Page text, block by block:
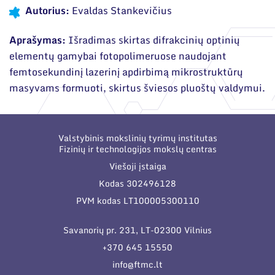
organizacijose bei asociacijose
Moksliniai skyriai
Mokslinės publikacijos
Mokslo projektai
Patentai
Informacija studentams
Informacija moksleiviams ir mokytojams
Nuo moksleivio iki mokslininko
Autorius: Evaldas Stankevičius
Aprašymas: Išradimas skirtas difrakcinių optinių
elementų gamybai fotopolimeruose naudojant
femtosekundinį lazerinį apdirbimą mikrostruktūrų
masyvams formuoti, skirtus šviesos pluoštų valdymui.
Valstybinis mokslinių tyrimų institutas
Fizinių ir technologijos mokslų centras
Viešoji įstaiga
Kodas 302496128
PVM kodas LT100005300110
Savanorių pr. 231, LT-02300 Vilnius
+370 645 15550
info@ftmc.lt